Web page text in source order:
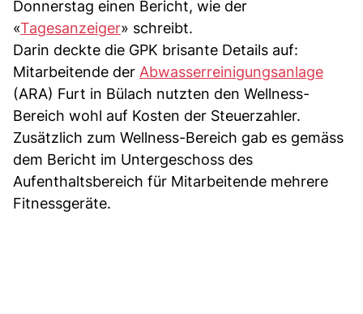
Donnerstag einen Bericht, wie der
«Tagesanzeiger» schreibt.
Darin deckte die GPK brisante Details auf:
Mitarbeitende der Abwasserreinigungsanlage
(ARA) Furt in Bülach nutzten den Wellness-
Bereich wohl auf Kosten der Steuerzahler.
Zusätzlich zum Wellness-Bereich gab es gemäss
dem Bericht im Untergeschoss des
Aufenthaltsbereich für Mitarbeitende mehrere
Fitnessgeräte.